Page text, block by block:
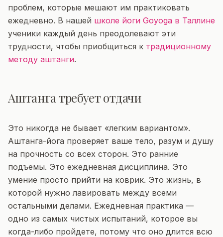
проблем, которые мешают им практиковать
ежедневно. В нашей школе йоги Goyoga в Таллине
ученики каждый день преодолевают эти
трудности, чтобы приобщиться к традиционному
методу аштанги.
Аштанга требует отдачи
Это никогда не бывает «легким вариантом».
Аштанга-йога проверяет ваше тело, разум и душу
на прочность со всех сторон. Это ранние
подъемы. Это ежедневная дисциплина. Это
умение просто прийти на коврик. Это жизнь, в
которой нужно лавировать между всеми
остальными делами. Ежедневная практика —
одно из самых чистых испытаний, которое вы
когда-либо пройдете, потому что оно длится всю